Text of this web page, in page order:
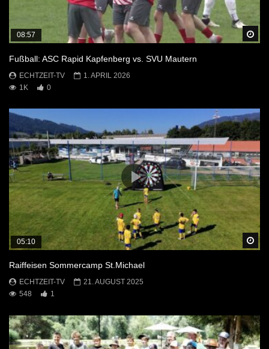
08:57
Fußball: ASC Rapid Kapfenberg vs. SVU Mautern
ECHTZEIT-TV
1. APRIL 2026
1K
0
05:10
Raiffeisen Sommercamp St.Michael
ECHTZEIT-TV
21. AUGUST 2025
548
1